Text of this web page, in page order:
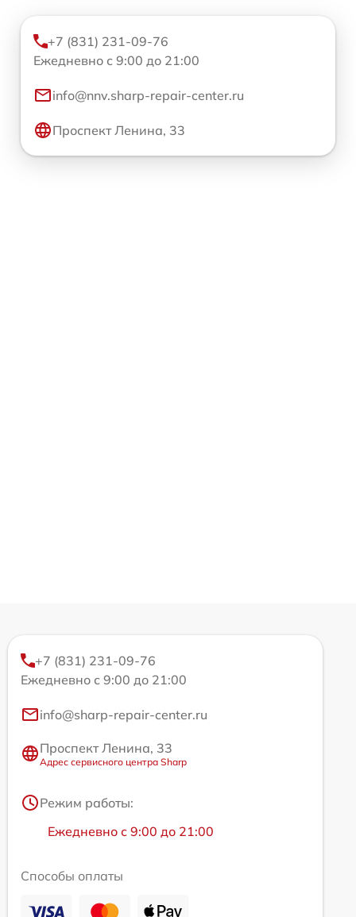
+7 (831) 231-09-76
Ежедневно с 9:00 до 21:00
info@nnv.sharp-repair-center.ru
Проспект Ленина, 33
+7 (831) 231-09-76
Ежедневно с 9:00 до 21:00
info@sharp-repair-center.ru
Проспект Ленина, 33
Адрес сервисного центра Sharp
Режим работы:
Ежедневно с 9:00 до 21:00
Способы оплаты